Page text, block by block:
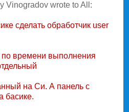
Vinogradov wrote to All:
сделать обpаботчик user
вpемени выполнения
на Си. А панель с
басике.